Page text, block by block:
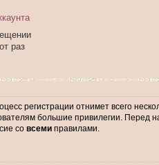
раз
регистрации отнимет всего
большие привилегии. Перед
со всеми правилами.